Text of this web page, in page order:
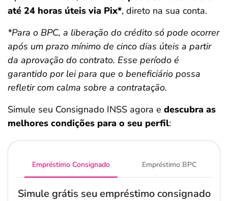
até 24 horas úteis via Pix*, direto na sua conta.
*Para o BPC, a liberação do crédito só pode ocorrer
após um prazo mínimo de cinco dias úteis a partir
da aprovação do contrato. Esse período é
garantido por lei para que o beneficiário possa
refletir com calma sobre a contratação.
Simule seu Consignado INSS agora e descubra as
melhores condições para o seu perfil:
Empréstimo Consignado Empréstimo BPC
Simule grátis seu empréstimo consignado